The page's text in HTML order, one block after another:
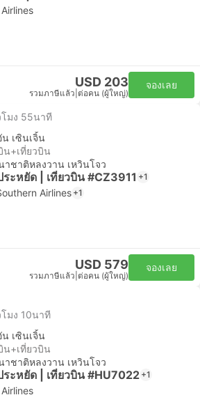
USD 203
รวมภาษีแล้ว ต่อคน (ผู้ใหญ่)
จองเลย
มง 55นาที
น เซินเจิ้น
น+เที่ยวบิน
ชาติหลงวาน เหวินโจว
ะหยัด | เที่ยวบิน #CZ3911 +1
Airlines +1
USD 579
รวมภาษีแล้ว ต่อคน (ผู้ใหญ่)
จองเลย
มง 10นาที
น เซินเจิ้น
น+เที่ยวบิน
ชาติหลงวาน เหวินโจว
ะหยัด | เที่ยวบิน #HU7022 +1